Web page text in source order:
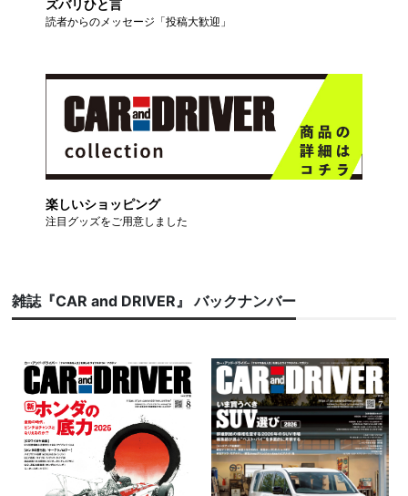
ズバリひと言
読者からのメッセージ「投稿大歓迎」
楽しいショッピング
注目グッズをご用意しました
雑誌『CAR and DRIVER』 バックナンバー